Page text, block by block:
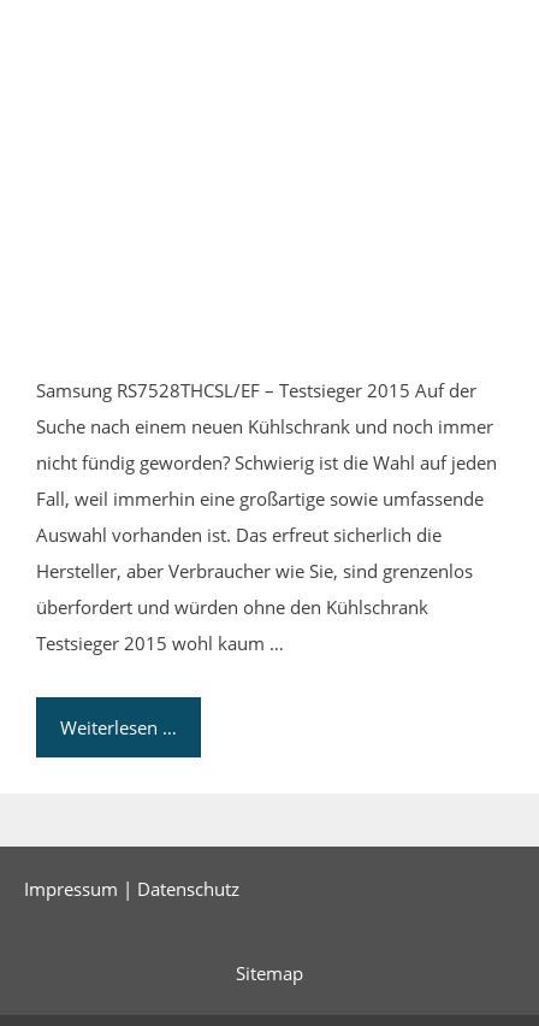
Samsung RS7528THCSL/EF – Testsieger 2015 Auf der
Suche nach einem neuen Kühlschrank und noch immer
nicht fündig geworden? Schwierig ist die Wahl auf jeden
Fall, weil immerhin eine großartige sowie umfassende
Auswahl vorhanden ist. Das erfreut sicherlich die
Hersteller, aber Verbraucher wie Sie, sind grenzenlos
überfordert und würden ohne den Kühlschrank
Testsieger 2015 wohl kaum …
Weiterlesen …
Impressum | Datenschutz
Sitemap